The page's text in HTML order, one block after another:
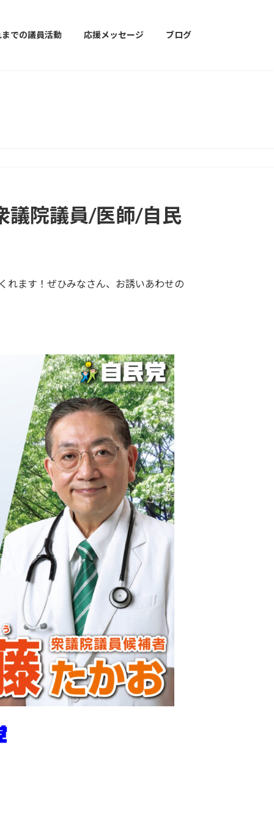
での議員活動 応援メッセージ ブログ
議院議員/医師/自民
れます！ぜひみなさん、お誘いあわせの